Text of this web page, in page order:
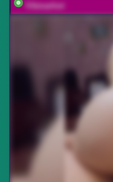
Vikmarhot